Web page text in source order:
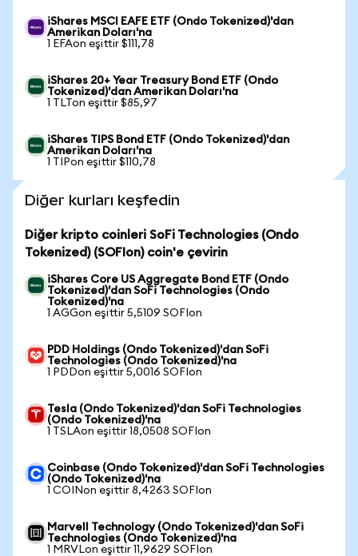
iShares MSCI EAFE ETF (Ondo Tokenized)'dan
Amerikan Doları'na
1 EFAon eşittir $111,78
iShares 20+ Year Treasury Bond ETF (Ondo
Tokenized)'dan Amerikan Doları'na
1 TLTon eşittir $85,97
iShares TIPS Bond ETF (Ondo Tokenized)'dan
Amerikan Doları'na
1 TIPon eşittir $110,78
Diğer kurları keşfedin
Diğer kripto coinleri SoFi Technologies (Ondo
Tokenized) (SOFIon) coin'e çevirin
iShares Core US Aggregate Bond ETF (Ondo
Tokenized)'dan SoFi Technologies (Ondo
Tokenized)'na
1 AGGon eşittir 5,5109 SOFIon
PDD Holdings (Ondo Tokenized)'dan SoFi
Technologies (Ondo Tokenized)'na
1 PDDon eşittir 5,0016 SOFIon
Tesla (Ondo Tokenized)'dan SoFi Technologies
(Ondo Tokenized)'na
1 TSLAon eşittir 18,0508 SOFIon
Coinbase (Ondo Tokenized)'dan SoFi Technologies
(Ondo Tokenized)'na
1 COINon eşittir 8,4263 SOFIon
Marvell Technology (Ondo Tokenized)'dan SoFi
Technologies (Ondo Tokenized)'na
1 MRVLon eşittir 11,9629 SOFIon